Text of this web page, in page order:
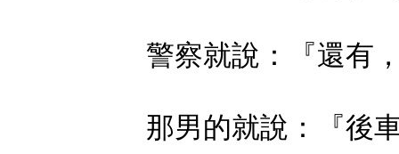
警察就說：『還有
那男的就說：『後